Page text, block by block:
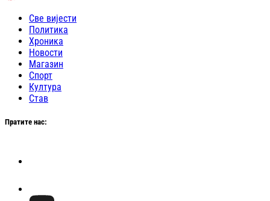
Све вијести
Политика
Хроника
Новости
Магазин
Спорт
Култура
Став
Пратите нас: